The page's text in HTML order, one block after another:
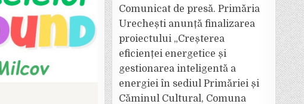
Comunicat de presă. Primăria
Urechești anunță finalizarea
proiectului „Creșterea
eficienței energetice și
gestionarea inteligentă a
energiei în sediul Primăriei și
Căminul Cultural, Comuna